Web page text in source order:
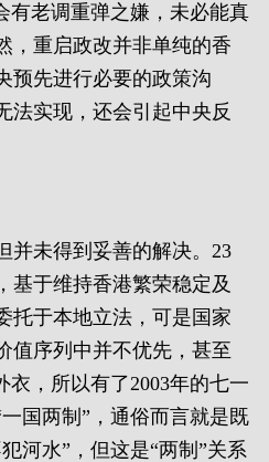
有老调重弹之嫌，未必能真
，重启政改并非单纯的香
预先进行必要的政策沟
法实现，还会引起中央反
并未得到妥善的解决。23
基于维持香港繁荣稳定及
托于本地立法，可是国家
值序列中并不优先，甚至
衣，所以有了2003年的七一
国两制”，通俗而言就是既
河水”，但这是“两制”关系